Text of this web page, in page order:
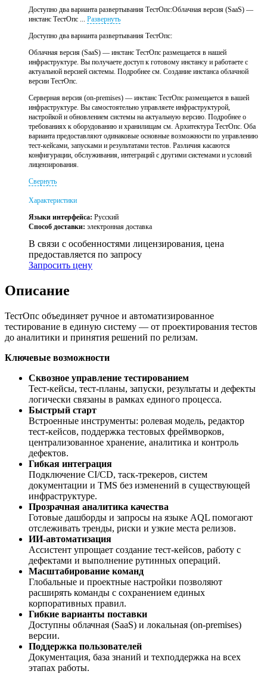
Доступно два варианта развертывания ТестОпс:Облачная версия (SaaS) —
инстанс ТестОпс ... Развернуть
Доступно два варианта развертывания ТестОпс:
Облачная версия (SaaS) — инстанс ТестОпс размещается в нашей
инфраструктуре. Вы получаете доступ к готовому инстансу и работаете с
актуальной версией системы. Подробнее см. Создание инстанса облачной
версии ТестОпс.
Серверная версия (on-premises) — инстанс ТестОпс размещается в вашей
инфраструктуре. Вы самостоятельно управляете инфраструктурой,
настройкой и обновлением системы на актуальную версию. Подробнее о
требованиях к оборудованию и хранилищам см. Архитектура ТестОпс. Оба
варианта предоставляют одинаковые основные возможности по управлению
тест-кейсами, запусками и результатами тестов. Различия касаются
конфигурации, обслуживания, интеграций с другими системами и условий
лицензирования.
Свернуть
Характеристики
Языки интерфейса: Русский
Способ доставки: электронная доставка
В связи с особенностями лицензирования, цена
предоставляется по запросу
Запросить цену
Описание
ТестОпс объединяет ручное и автоматизированное
тестирование в единую систему — от проектирования тестов
до аналитики и принятия решений по релизам.
Ключевые возможности
Сквозное управление тестированием
Тест-кейсы, тест-планы, запуски, результаты и дефекты
логически связаны в рамках единого процесса.
Быстрый старт
Встроенные инструменты: ролевая модель, редактор
тест-кейсов, поддержка тестовых фреймворков,
централизованное хранение, аналитика и контроль
дефектов.
Гибкая интеграция
Подключение CI/CD, таск-трекеров, систем
документации и TMS без изменений в существующей
инфраструктуре.
Прозрачная аналитика качества
Готовые дашборды и запросы на языке AQL помогают
отслеживать тренды, риски и узкие места релизов.
ИИ‑автоматизация
Ассистент упрощает создание тест-кейсов, работу с
дефектами и выполнение рутинных операций.
Масштабирование команд
Глобальные и проектные настройки позволяют
расширять команды с сохранением единых
корпоративных правил.
Гибкие варианты поставки
Доступны облачная (SaaS) и локальная (on‑premises)
версии.
Поддержка пользователей
Документация, база знаний и техподдержка на всех
этапах работы.